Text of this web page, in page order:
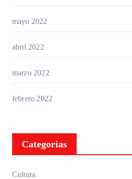
mayo 2022
abril 2022
marzo 2022
febrero 2022
Categorias
Cultura